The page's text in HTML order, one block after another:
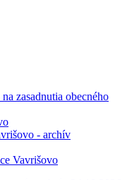
zasadnutia obecného
- archív
Vavrišovo